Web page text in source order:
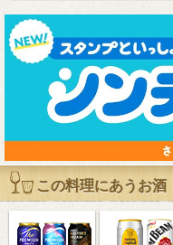
この料理にあうお酒